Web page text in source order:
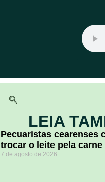
LEIA
Pecuaristas cearenses
trocar o leite pela carne
7 de agosto de 2026